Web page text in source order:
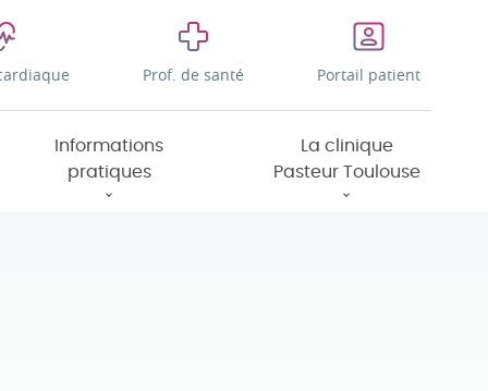
Prof. de santé Portail patient
Informations
pratiques
La clinique
Pasteur Toulouse